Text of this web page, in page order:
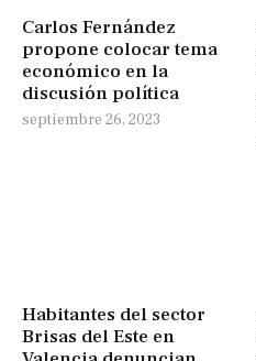
Carlos Fernández
propone colocar tema
económico en la
discusión política
septiembre 26, 2023
Habitantes del sector
Brisas del Este en